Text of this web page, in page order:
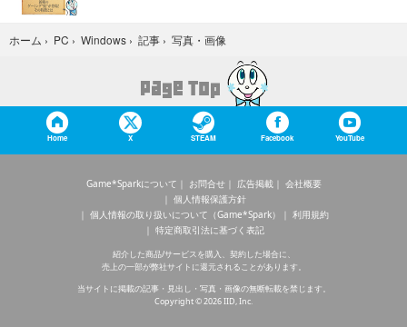
ホーム › PC › Windows › 記事 › 写真・画像
Home X STEAM Facebook YouTube
Game*Sparkについて お問合せ 広告掲載
会社概要
個人情報保護方針
個人情報の取り扱いについて（Game*Spark）
利用規約
特定商取引法に基づく表記
紹介した商品/サービスを購入、契約した場合に、
売上の一部が弊社サイトに還元されることがあります。
当サイトに掲載の記事・見出し・写真・画像の無断転載を禁じます。
Copyright © 2026 IID, Inc.